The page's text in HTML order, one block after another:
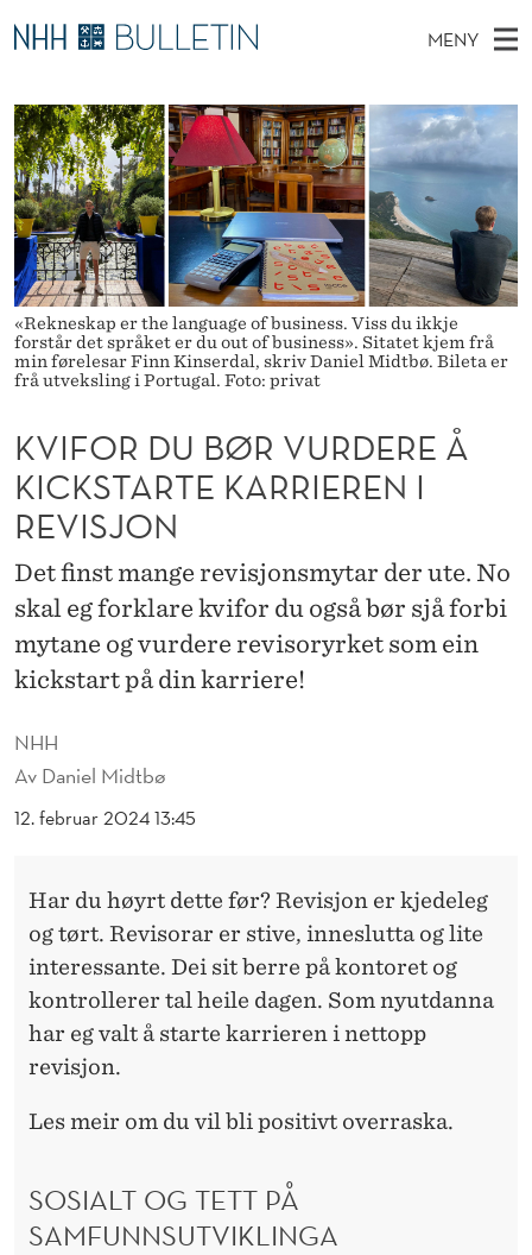
K
V
F
O
R
D
U
B
R
V
U
R
D
E
E
Å
MENY
O
V
E
D
M
E
N
Y
Ø
K
I
N
E
T
T
S
T
D
E
T
Stipendiater og nye forskerprofiler
Disputaser
Ekspertutvalg
Om Bulletin
«Rekneskap er the language of business. Viss du ikkje
forstår det språket er du out of business». Sitatet kjem frå
min førelesar Finn Kinserdal, skriv Daniel Midtbø. Bileta er
frå utveksling i Portugal. Foto: privat
NHH
Av Daniel Midtbø
12. februar 2024 13:45
KVIFOR DU BØR VURDERE Å
KICKSTARTE KARRIEREN I
REVISJON
Det finst mange revisjonsmytar der ute. No
skal eg forklare kvifor du også bør sjå forbi
mytane og vurdere revisoryrket som ein
kickstart på din karriere!
Har du høyrt dette før? Revisjon er kjedeleg
og tørt. Revisorar er stive, inneslutta og lite
interessante. Dei sit berre på kontoret og
kontrollerer tal heile dagen. Som nyutdanna
har eg valt å starte karrieren i nettopp
revisjon.
Les meir om du vil bli positivt overraska.
SOSIALT OG TETT PÅ
SAMFUNNSUTVIKLINGA